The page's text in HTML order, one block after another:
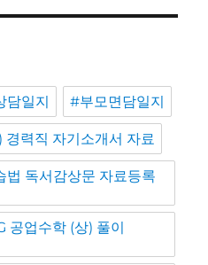
담일지 #부모면담일지
경력직 자기소개서 자료
법 독서감상문 자료등록
공업수학 (상) 풀이